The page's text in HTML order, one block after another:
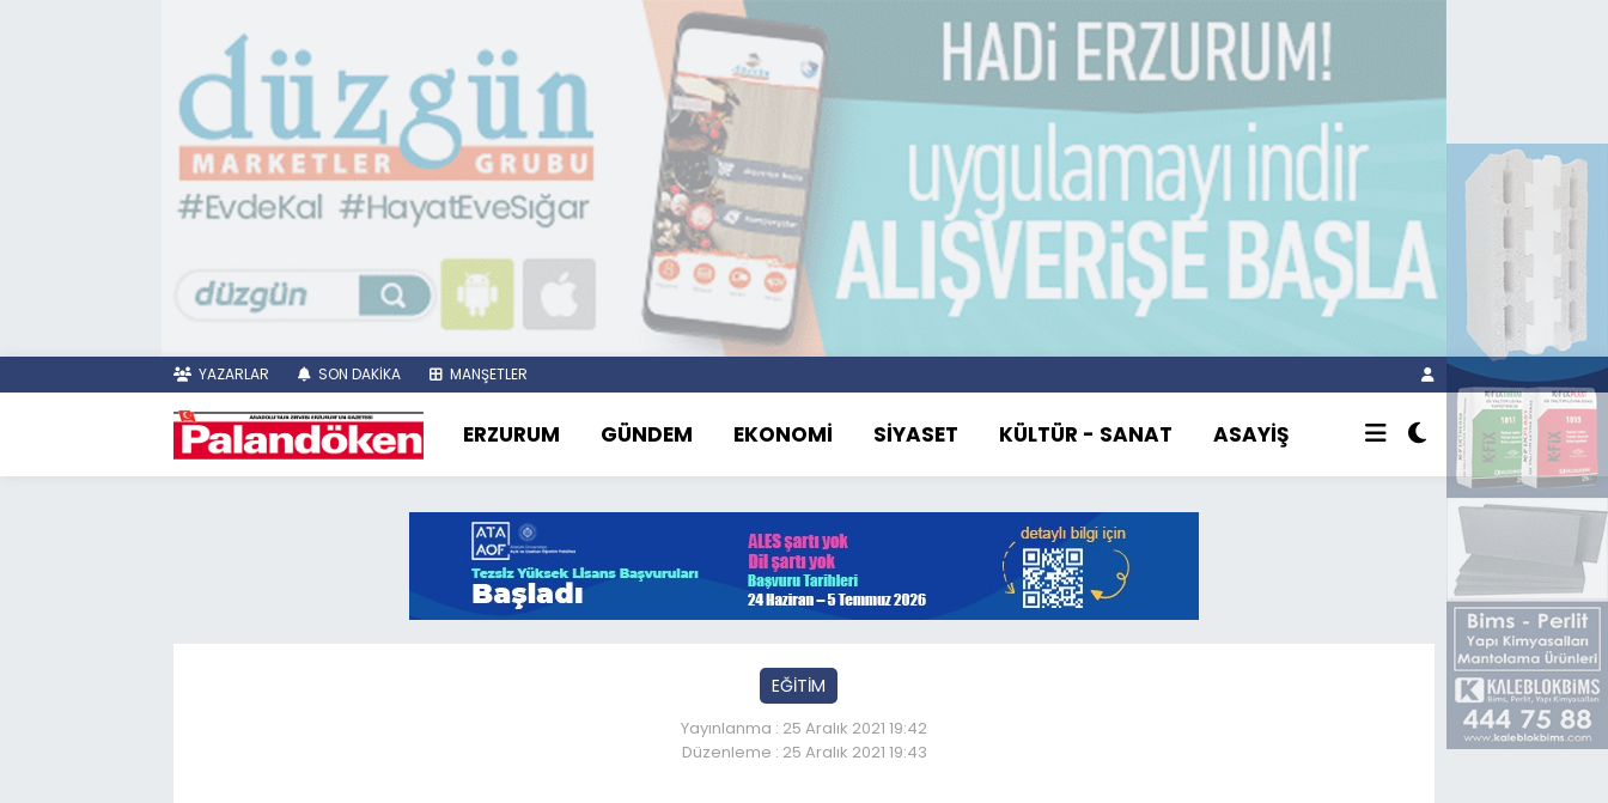
YAZARLAR SON DAKİKA MANŞETLER
ERZURUM GÜNDEM EKONOMİ SİYASET KÜLTÜR - SANAT ASAYİŞ
EĞİTİM
Yayınlanma : 25 Aralık 2021 19:42
Düzenleme : 25 Aralık 2021 19:43